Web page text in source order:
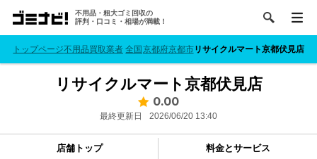
不用品・粗大ゴミ回収の
評判・口コミ・相場が満載！
トップページ不用品買取業者 全国 京都府京都市リサイクルマート京都伏見店
リサイクルマート京都伏見店
0.00
最終更新日 2026/06/20 13:40
店舗トップ 料金とサービス